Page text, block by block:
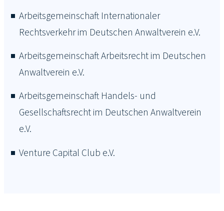
Arbeitsgemeinschaft Internationaler
Rechtsverkehr im Deutschen Anwaltverein e.V.
Arbeitsgemeinschaft Arbeitsrecht im Deutschen
Anwaltverein e.V.
Arbeitsgemeinschaft Handels- und
Gesellschaftsrecht im Deutschen Anwaltverein
e.V.
Venture Capital Club e.V.